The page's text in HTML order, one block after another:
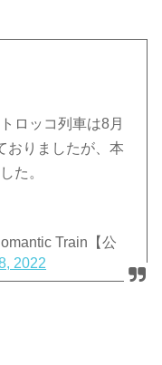
ロッコ列車は8月
おりましたが、本
た。
Train【公
2022